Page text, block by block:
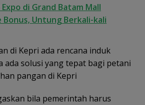
Expo di Grand Batam Mall
Bonus, Untung Berkali-kali
di Kepri ada rencana induk
ada solusi yang tepat bagi petani
pangan di Kepri
bila pemerintah harus